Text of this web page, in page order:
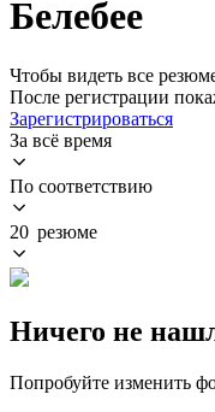
Белебее
Чтобы видеть все
После регистрации
Зарегистрироваться
За всё время
По соответствию
20 резюме
Ничего не
Попробуйте изменить